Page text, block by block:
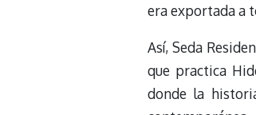
era exportada a
Así, Seda
que practica
donde la